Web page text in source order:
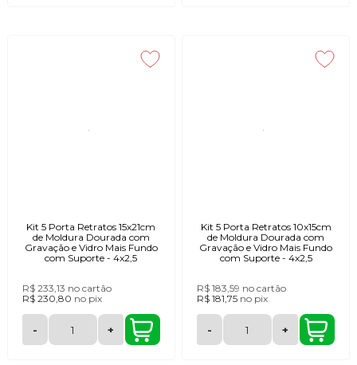
Kit 5 Porta Retratos 15x21cm
de Moldura Dourada com
Gravação e Vidro Mais Fundo
com Suporte - 4x2,5
R$ 233,13 no cartão
R$ 230,80 no pix
- +
Kit 5 Porta Retratos 10x15cm
de Moldura Dourada com
Gravação e Vidro Mais Fundo
com Suporte - 4x2,5
R$ 183,59 no cartão
R$ 181,75 no pix
- +